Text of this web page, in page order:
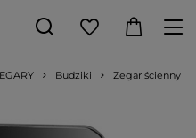
Budziki Zegar ścienny